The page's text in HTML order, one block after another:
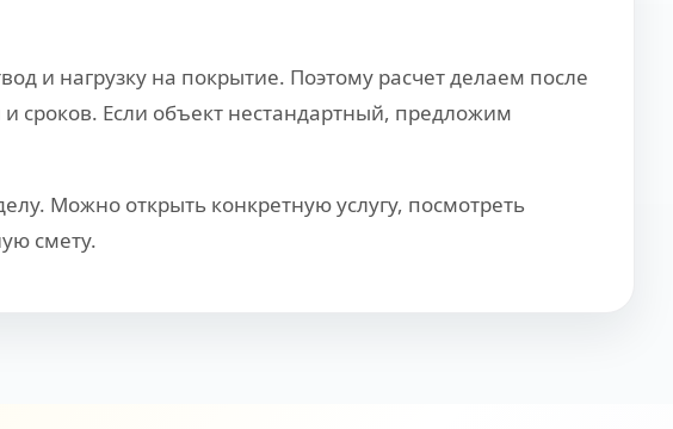
и нагрузку на покрытие. Поэтому расчет делаем после
сроков. Если объект нестандартный, предложим
Можно открыть конкретную услугу, посмотреть
смету.